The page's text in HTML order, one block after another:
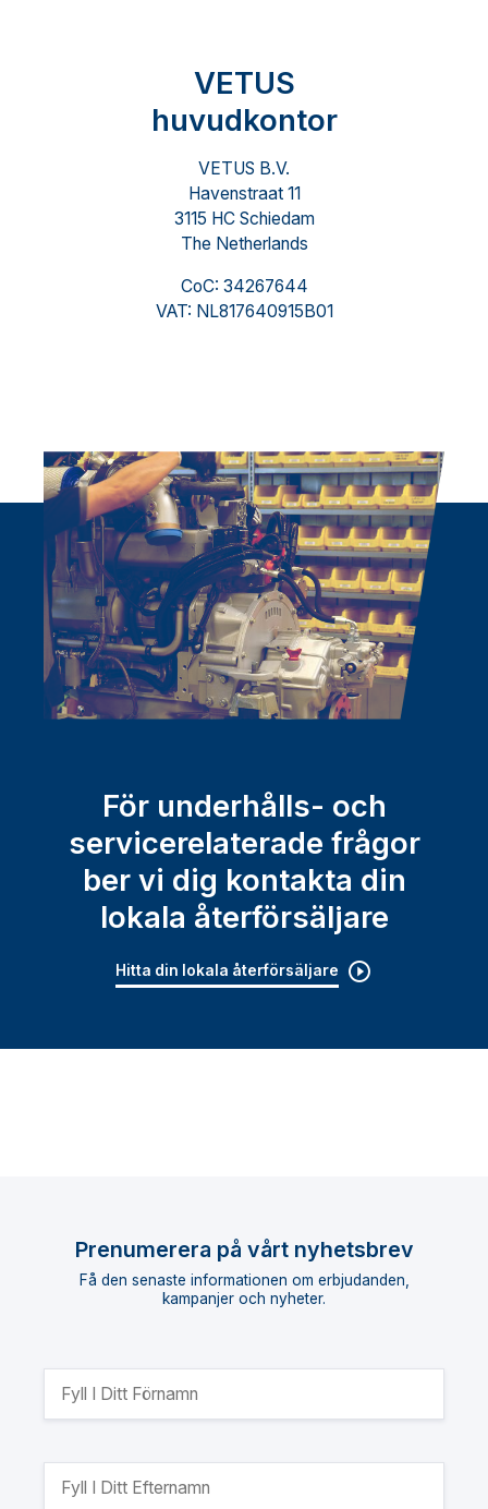
VETUS
huvudkontor
VETUS B.V.
Havenstraat 11
3115 HC Schiedam
The Netherlands
CoC: 34267644
VAT: NL817640915B01
För underhålls- och
servicerelaterade frågor
ber vi dig kontakta din
lokala återförsäljare
Hitta din lokala återförsäljare
Prenumerera på vårt nyhetsbrev
Få den senaste informationen om erbjudanden,
kampanjer och nyheter.